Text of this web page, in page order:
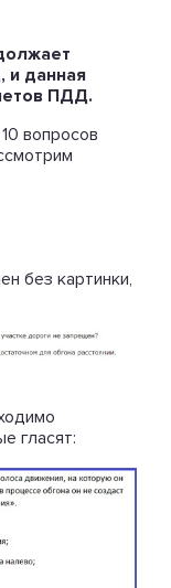
и данная
ПДД.
вопросов
без картинки,
гласят: